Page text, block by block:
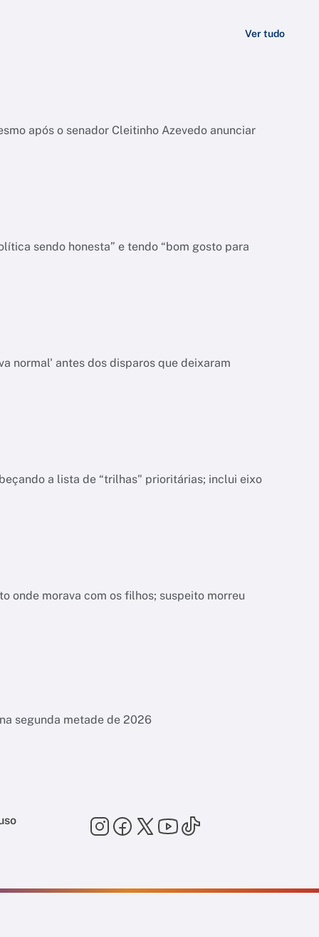
Ver tudo
após o senador Cleitinho Azevedo anunciar
sendo honesta” e tendo “bom gosto para
normal' antes dos disparos que deixaram
a lista de “trilhas" prioritárias; inclui eixo
onde morava com os filhos; suspeito morreu
segunda metade de 2026